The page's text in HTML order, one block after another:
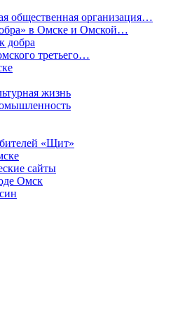
общественная организация…
в Омске и Омской…
добра
третьего…
жизнь
«Щит»
сайты
Омск